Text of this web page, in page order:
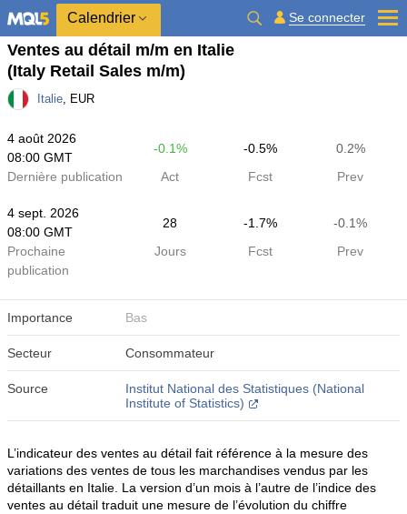
Calendrier Se connecter
Ventes au détail m/m en Italie
(Italy Retail Sales m/m)
Italie, EUR
4 août 2026
08:00 GMT
-0.1% -0.5%
0.2%
Dernière publication
Act Fcst Prev
4 sept. 2026
08:00 GMT
28 -1.7%
-0.1%
Prochaine
publication
Jours Fcst Prev
Importance Bas
Secteur Consommateur
Source
Institut National des Statistiques (National
Institute of Statistics)
L’indicateur des ventes au détail fait référence à la mesure des
variations des ventes de tous les marchandises vendus par les
détaillants en Italie. La version d’un mois à l’autre de l’indice des
ventes au détail traduit une mesure de l’évolution du chiffre